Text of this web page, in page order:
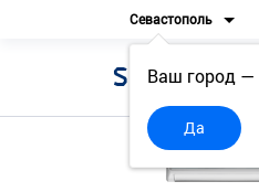
Севастополь
Ваш город —
Да
SellFrost